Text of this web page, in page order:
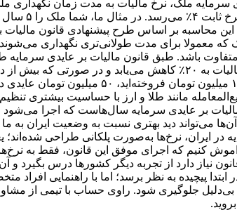
این محاسبه بر اساس طرح پیشنهادی قانون
معمولا برای مدت طولانی‌تری نگهداری
مانند طلا و ارز با حساسیت بیشتری
بر عایدی سرمایه سال‌هاست که اجرا می‌شود و
می‌تواند دید بهتری نسبت به وضعیت ایران به
ایران، نرخ‌ها به‌صورت پلکانی طراحی شده‌اند؛
کنیم که اجرای موفق این قانون، فقط به
نیاز دارد از تجربه دیگر کشورها درس بگیرد و
پیچیده به نظر برسد؛ اما با راهنمایی
جلوگیری شود. راوی حساب با تیمی از